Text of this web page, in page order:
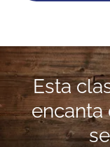
Esta
encanta